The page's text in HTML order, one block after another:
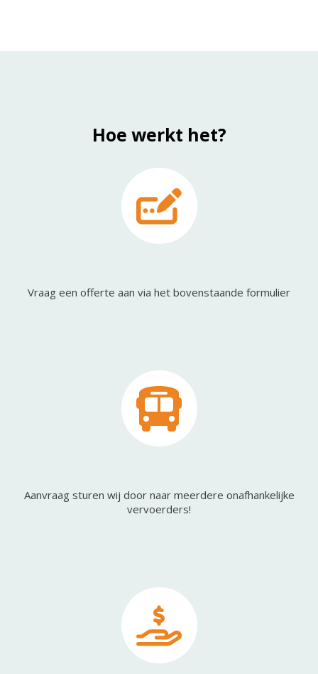
Hoe werkt het?
Vraag een offerte aan via het bovenstaande formulier
Aanvraag sturen wij door naar meerdere onafhankelijke
vervoerders!